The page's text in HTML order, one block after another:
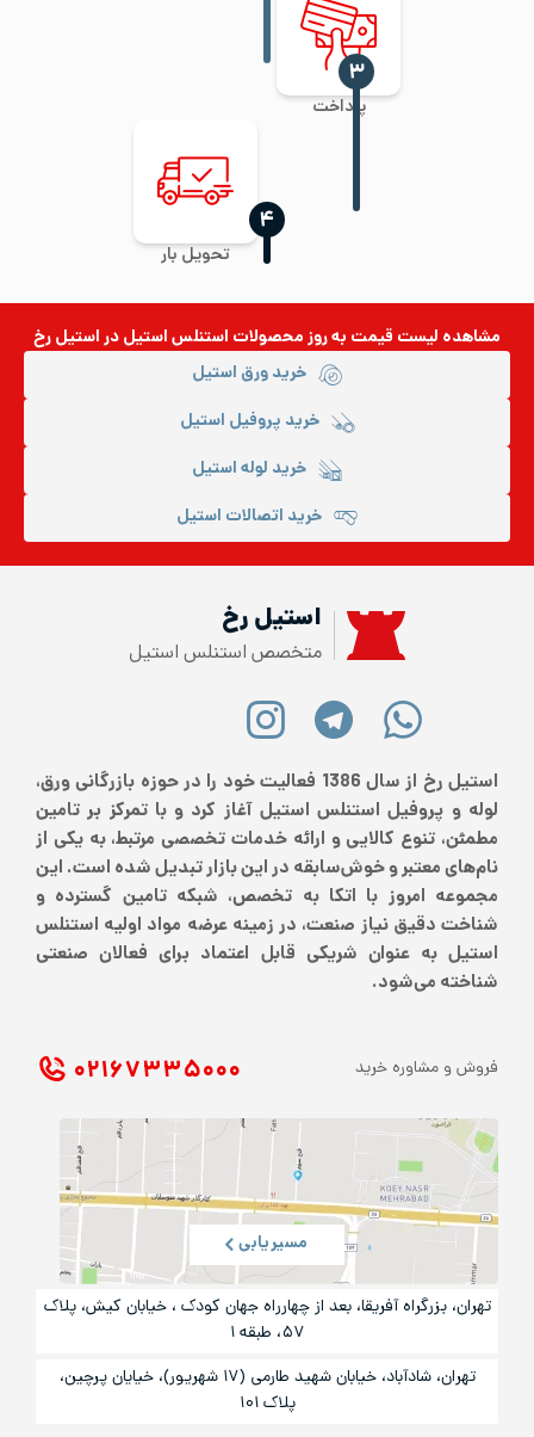
پرداخت
‍۳
تحویل بار
‍۴
مشاهده لیست قیمت به روزمحصولات استنلس استیلدر استیل رخ
خرید ورق استیل
خرید پروفیل استیل
خرید لوله استیل
خرید اتصالات استیل
استیل رخ
متخصص استنلس استیل
استیل رخ از سال 1386 فعالیت خود را در حوزه بازرگانی ورق،
لوله و پروفیل استنلس استیل آغاز کرد و با تمرکز بر تامین
مطمئن، تنوع کالایی و ارائه خدمات تخصصی مرتبط، به یکی از
نام‌های معتبر و خوش‌سابقه در این بازار تبدیل شده است. این
مجموعه امروز با اتکا به تخصص، شبکه تامین گسترده و
شناخت دقیق نیاز صنعت، در زمینه عرضه مواد اولیه استنلس
استیل به عنوان شریکی قابل اعتماد برای فعالان صنعتی
شناخته می‌شود.
فروش و مشاوره خرید ۰۲۱ ۶۷۳۳۵۰۰۰
مسیریابی
تهران، بزرگراه آفریقا، بعد از چهارراه جهان کودک ، خیابان کیش، پلاک
۵۷، طبقه ۱
تهران، شادآباد، خیابان شهید طارمی (۱۷ شهریور)، خیایان پرچین،
پلاک ۱۰۱